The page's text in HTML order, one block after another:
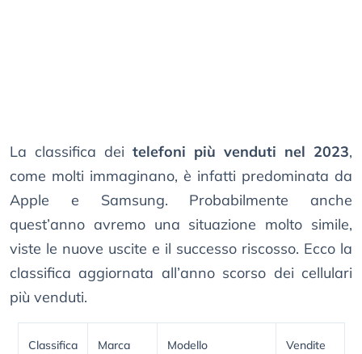
La classifica dei telefoni più venduti nel 2023,
come molti immaginano, è infatti predominata da
Apple e Samsung. Probabilmente anche
quest’anno avremo una situazione molto simile,
viste le nuove uscite e il successo riscosso. Ecco la
classifica aggiornata all’anno scorso dei cellulari
più venduti.
Classifica Marca Modello Vendite